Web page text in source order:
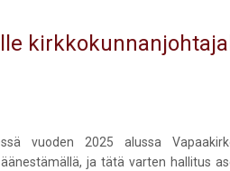
vuoden 2025 alussa
ja tätä varten hallitus